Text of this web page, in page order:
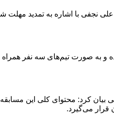
نجفی با اشاره به تمدید مهلت
آلاء» ویژه نوجوانان دختر و پسر ۹ تا ۱۵ سال در
قرار می‌گیرد.